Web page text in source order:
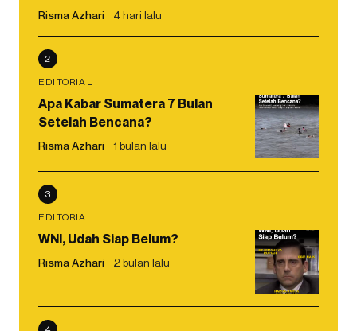
Risma Azhari 4 hari lalu
2
EDITORIAL
Apa Kabar Sumatera 7 Bulan
Setelah Bencana?
Risma Azhari 1 bulan lalu
3
EDITORIAL
WNI, Udah Siap Belum?
Risma Azhari 2 bulan lalu